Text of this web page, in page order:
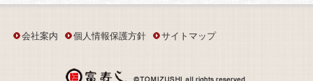
会社案内 個人情報保護方針 サイトマップ